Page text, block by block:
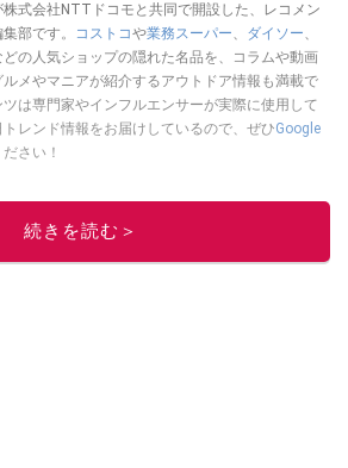
式会社NTTドコモと共同で開設した、レコメン
部です。
コストコや業務スーパー、 ダイソー、
どの人気ショップの隠れた名品を、コラムや動画
メやマニアが紹介するアウトドア情報も満載で
は専門家やインフルエンサーが実際に使用して
レンド情報をお届けしているので、ぜひGoogle
さい！
続きを読む＞